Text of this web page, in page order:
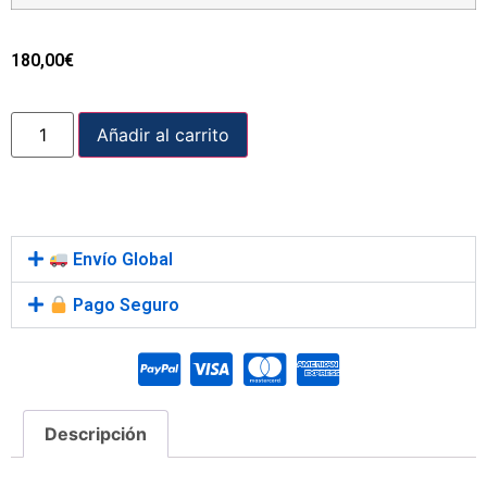
180,00€
Añadir al carrito
Envío Global
Pago Seguro
Descripción